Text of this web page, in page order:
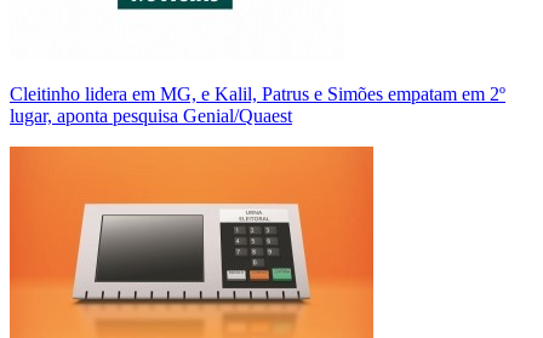
Cleitinho lidera em MG, e Kalil, Patrus e Simões empatam em 2º
lugar, aponta pesquisa Genial/Quaest